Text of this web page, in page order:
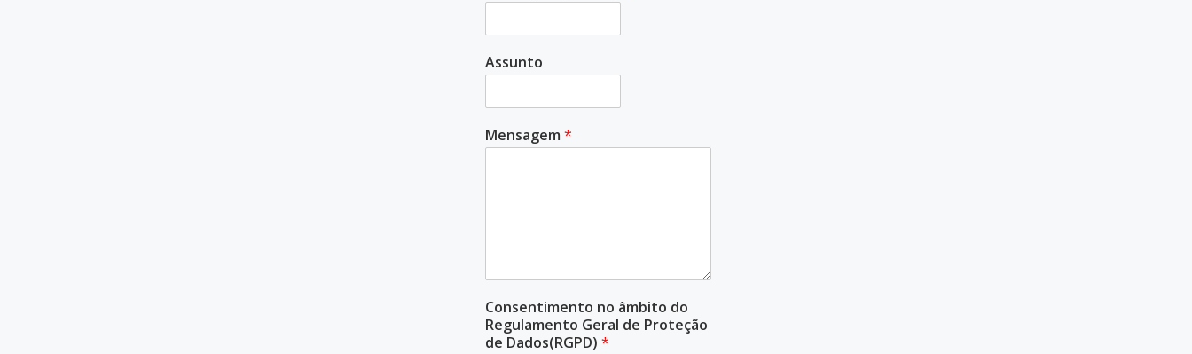
Assunto
Mensagem *
Consentimento no âmbito do
Regulamento Geral de Proteção
de Dados(RGPD) *